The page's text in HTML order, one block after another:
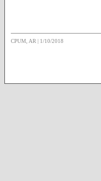
CPUM, AR 1/10/2018